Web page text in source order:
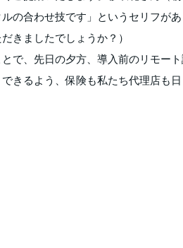
ルの合わせ技です」というセリフが
きましたでしょうか？）
とで、先日の夕方、導入前のリモー
きるよう、保険も私たち代理店も